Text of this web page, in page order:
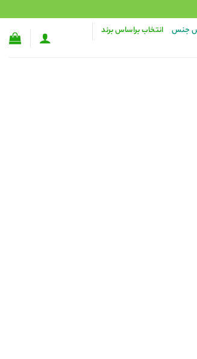
جنس انتخاب براساس برند